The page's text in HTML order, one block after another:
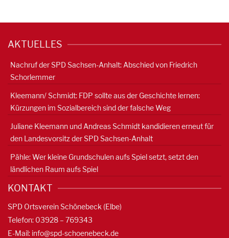
AKTUELLES
Nachruf der SPD Sachsen-Anhalt: Abschied von Friedrich
Schorlemmer
Kleemann/ Schmidt: FDP sollte aus der Geschichte lernen:
Kürzungen im Sozialbereich sind der falsche Weg
Juliane Kleemann und Andreas Schmidt kandidieren erneut für
den Landesvorsitz der SPD Sachsen-Anhalt
Pähle: Wer kleine Grundschulen aufs Spiel setzt, setzt den
ländlichen Raum aufs Spiel
KONTAKT
SPD Ortsverein Schönebeck (Elbe)
Telefon: 03928 – 769343
E-Mail: info@spd-schoenebeck.de